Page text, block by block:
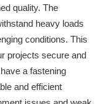
quality. The
heavy loads
conditions. This
projects secure and
a fastening
and efficient